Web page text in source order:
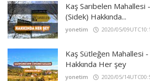
Kaş Sarıbelen Mahallesi
(Sidek) Hakkında...
yonetim 2020/05/
Kaş Sütleğen Mahallesi
Hakkında Her şey
yonetim 2020/05/